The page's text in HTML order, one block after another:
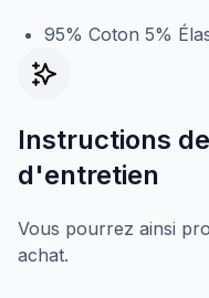
95% Coton 5%
Instructions
d'entretien
Vous pourrez ainsi
achat.